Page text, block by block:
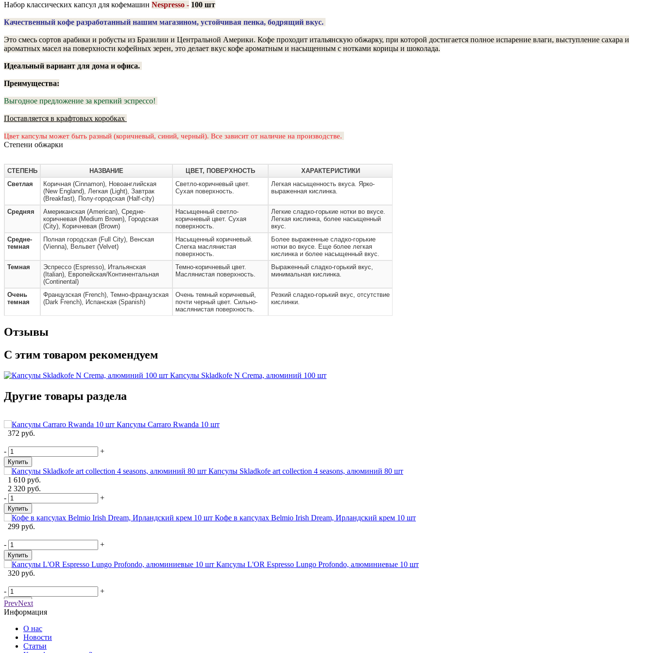
Набор классических капсул для кофемашин Nespresso - 100 шт
Качественный кофе разработанный нашим магазином, устойчивая пенка, бодрящий вкус.
Это смесь сортов арабики и робусты из Бразилии и Центральной Америки. Кофе проходит итальянскую обжарку, при которой достигается полное испарение влаги, выступление сахара и
ароматных масел на поверхности кофейных зерен, это делает вкус кофе ароматным и насыщенным с нотками корицы и шоколада.
Идеальный вариант для дома и офиса.
Преимущества:
Выгодное предложение за крепкий эспрессо!
Поставляется в крафтовых коробках
Цвет капсулы может быть разный (коричневый, синий, черный). Все зависит от наличие на производстве.
Степени обжарки
СТЕПЕНЬ НАЗВАНИЕ ЦВЕТ, ПОВЕРХНОСТЬ
ХАРАКТЕРИСТИКИ
Светлая
Коричная (Cinnamon), Новоанглийская
(New England), Легкая (Light), Завтрак
(Breakfast), Полу-городская (Half-city)
Светло-коричневый цвет.
Сухая поверхность.
Легкая насыщенность вкуса. Ярко-
выраженная кислинка.
Средняя
Американская (American), Средне-
коричневая (Medium Brown), Городская
(City), Коричневая (Brown)
Насыщенный светло-
коричневый цвет. Сухая
поверхность.
Легкие сладко-горькие нотки во вкусе.
Легкая кислинка, более насыщенный
вкус.
Средне-
темная
Полная городская (Full City), Венская
(Vienna), Вельвет (Velvet)
Насыщенный коричневый.
Слегка маслянистая
поверхность.
Более выраженные сладко-горькие
нотки во вкусе. Еще более легкая
кислинка и более насыщенный вкус.
Темная
Эспрессо (Espresso), Итальянская
(Italian), Европейская/Континентальная
(Continental)
Темно-коричневый цвет.
Маслянистая поверхность.
Выраженный сладко-горький вкус,
минимальная кислинка.
Очень
темная
Французская (French), Темно-французская
(Dark French), Испанская (Spanish)
Очень темный коричневый,
почти черный цвет. Сильно-
маслянистая поверхность.
Резкий сладко-горький вкус, отсутствие
кислинки.
Отзывы
С этим товаром рекомендуем
Капсулы Skladkofe N Crema, алюминий 100 шт
Другие товары раздела
Капсулы Carraro Rwanda 10 шт
372 руб.
- +
Купить
Капсулы Skladkofe art collection 4 seasons, алюминий 80 шт
1 610 руб.
2 320 руб.
-
+
Купить
Кофе в капсулах Belmio Irish Dream, Ирландский крем 10 шт
299 руб.
- +
Купить
Капсулы L'OR Espresso Lungo Profondo, алюминиевые 10 шт
320 руб.
- +
Купить
PrevNext
Информация
О нас
Новости
Статьи